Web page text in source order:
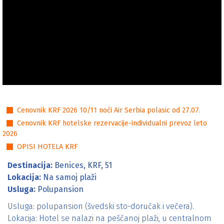
Cenovnik KRF 2026 10/11 noći Air Serbia polasic od 27.07.
Cenovnik KRF hotelske rezervacije-individualni prevoz leto
2026
OPISI HOTELA KRF
Destinacija: Benices, KRF, 51
Lokacija: Na samoj plaži
Usluga: Polupansion
Usluga: polupansion (švedski sto-doručak i večera).
Lokacija: Hotel se nalazi na peščanoj plaži, u centralnom